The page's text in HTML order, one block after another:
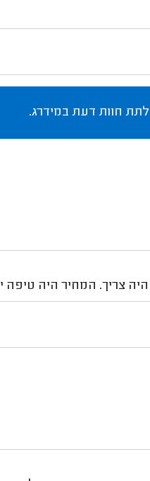
חוות דעת במידרג.
צריך. המחיר היה טיפה